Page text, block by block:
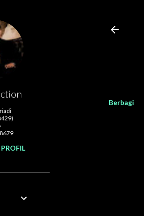
Berbagi